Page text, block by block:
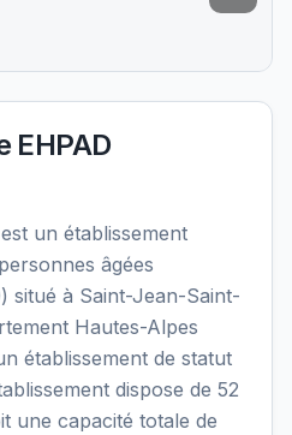
EHPAD
un établissement
âgées
situé à Saint-Jean-Saint-
Hautes-Alpes
établissement de statut
dispose de 52
une capacité totale de